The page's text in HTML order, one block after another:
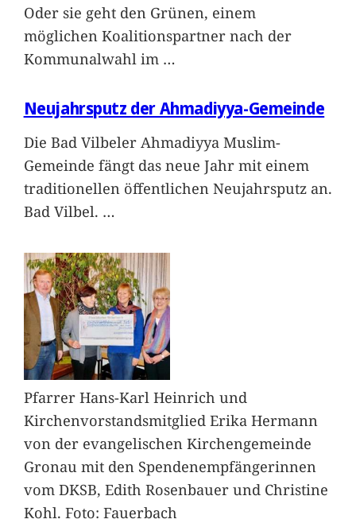
Oder sie geht den Grünen, einem
möglichen Koalitionspartner nach der
Kommunalwahl im …
Neujahrsputz der Ahmadiyya-Gemeinde
Die Bad Vilbeler Ahmadiyya Muslim-
Gemeinde fängt das neue Jahr mit einem
traditionellen öffentlichen Neujahrsputz an.
Bad Vilbel. …
Pfarrer Hans-Karl Heinrich und
Kirchenvorstandsmitglied Erika Hermann
von der evangelischen Kirchengemeinde
Gronau mit den Spendenempfängerinnen
vom DKSB, Edith Rosenbauer und Christine
Kohl. Foto: Fauerbach